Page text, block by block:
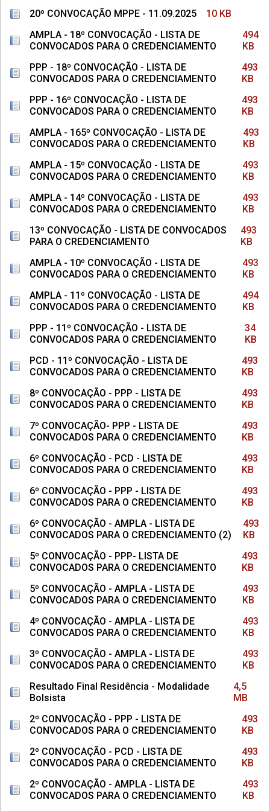
20º CONVOCAÇÃO MPPE - 11.09.2025
10 KB
AMPLA - 18º CONVOCAÇÃO - LISTA DE
CONVOCADOS PARA O CREDENCIAMENTO
494
KB
PPP - 18º CONVOCAÇÃO - LISTA DE
CONVOCADOS PARA O CREDENCIAMENTO
493
KB
PPP - 16º CONVOCAÇÃO - LISTA DE
CONVOCADOS PARA O CREDENCIAMENTO
493
KB
AMPLA - 165º CONVOCAÇÃO - LISTA DE
CONVOCADOS PARA O CREDENCIAMENTO
493
KB
AMPLA - 15º CONVOCAÇÃO - LISTA DE
CONVOCADOS PARA O CREDENCIAMENTO
493
KB
AMPLA - 14º CONVOCAÇÃO - LISTA DE
CONVOCADOS PARA O CREDENCIAMENTO
493
KB
13º CONVOCAÇÃO - LISTA DE CONVOCADOS
PARA O CREDENCIAMENTO
493
KB
AMPLA - 10º CONVOCAÇÃO - LISTA DE
CONVOCADOS PARA O CREDENCIAMENTO
493
KB
AMPLA - 11º CONVOCAÇÃO - LISTA DE
CONVOCADOS PARA O CREDENCIAMENTO
494
KB
PPP - 11º CONVOCAÇÃO - LISTA DE
CONVOCADOS PARA O CREDENCIAMENTO
34
KB
PCD - 11º CONVOCAÇÃO - LISTA DE
CONVOCADOS PARA O CREDENCIAMENTO
493
KB
8º CONVOCAÇÃO - PPP - LISTA DE
CONVOCADOS PARA O CREDENCIAMENTO
493
KB
7º CONVOCAÇÃO- PPP - LISTA DE
CONVOCADOS PARA O CREDENCIAMENTO
493
KB
6º CONVOCAÇÃO - PCD - LISTA DE
CONVOCADOS PARA O CREDENCIAMENTO
493
KB
6º CONVOCAÇÃO - PPP - LISTA DE
CONVOCADOS PARA O CREDENCIAMENTO
493
KB
6º CONVOCAÇÃO - AMPLA - LISTA DE
CONVOCADOS PARA O CREDENCIAMENTO (2)
493
KB
5º CONVOCAÇÃO - PPP- LISTA DE
CONVOCADOS PARA O CREDENCIAMENTO
493
KB
5º CONVOCAÇÃO - AMPLA - LISTA DE
CONVOCADOS PARA O CREDENCIAMENTO
493
KB
4º CONVOCAÇÃO - AMPLA - LISTA DE
CONVOCADOS PARA O CREDENCIAMENTO
493
KB
3º CONVOCAÇÃO - AMPLA - LISTA DE
CONVOCADOS PARA O CREDENCIAMENTO
493
KB
Resultado Final Residência - Modalidade
Bolsista
4,5
MB
2º CONVOCAÇÃO - PPP - LISTA DE
CONVOCADOS PARA O CREDENCIAMENTO
493
KB
2º CONVOCAÇÃO - PCD - LISTA DE
CONVOCADOS PARA O CREDENCIAMENTO
493
KB
2º CONVOCAÇÃO - AMPLA - LISTA DE
CONVOCADOS PARA O CREDENCIAMENTO
493
KB